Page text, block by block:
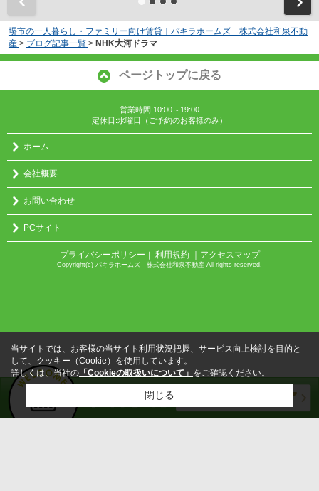
堺市の一人暮らし・ファミリー向け賃貸｜パキラホームズ 株式会社和泉不動
産 > ブログ記事一覧 > NHK大河ドラマ
ページトップに戻る
営業時間:10:00～19:00
定休日:水曜日（ご予約のお客様のみ）
ホーム
会社概要
お問い合わせ
PCサイト
プライバシーポリシー ｜ 利用規約 ｜アクセスマップ
Copyright(c) パキラホームズ 株式会社和泉不動産 All rights reserved.
当サイトでは、お客様の当サイト利用状況把握、サービス向上検討を目的と
して、クッキー（Cookie）を使用しています。
詳しくは、当社の 「Cookieの取扱いについて」 をご確認ください。
閉じる